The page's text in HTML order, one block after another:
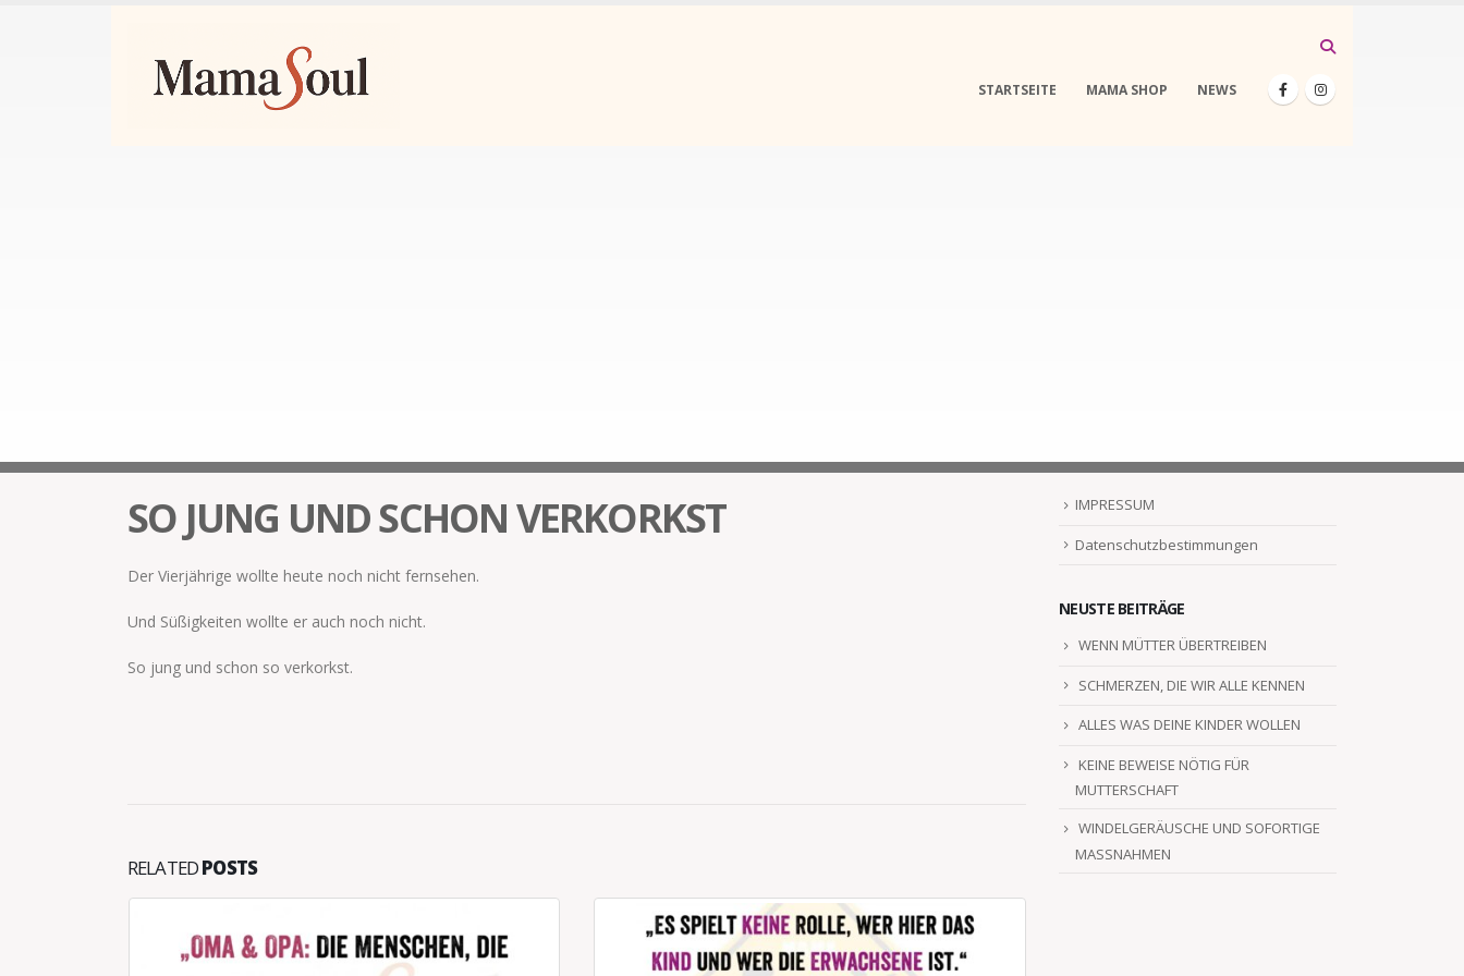
STARTSEITE MAMA SHOP NEWS
SO JUNG UND SCHON VERKORKST
Der Vierjährige wollte heute noch nicht fernsehen.
Und Süßigkeiten wollte er auch noch nicht.
So jung und schon so verkorkst.
RELATEDPOSTS
IMPRESSUM
Datenschutzbestimmungen
NEUSTE BEITRÄGE
WENN MÜTTER ÜBERTREIBEN
SCHMERZEN, DIE WIR ALLE KENNEN
ALLES WAS DEINE KINDER WOLLEN
KEINE BEWEISE NÖTIG FÜR
MUTTERSCHAFT
WINDELGERÄUSCHE UND SOFORTIGE
MASSNAHMEN